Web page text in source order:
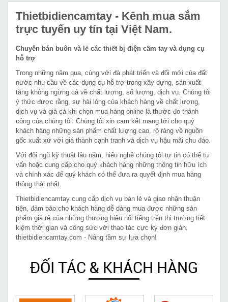
Thietbidiencamtay - Kênh mua sắm
trực tuyến uy tín tại Việt Nam.
Chuyên bán buôn và lẻ các thiết bị điện cầm tay và dụng cụ
hỗ trợ
Trong những năm qua, cùng với đà phát triển và đổi mới của đất
nước nhu cầu về các dụng cụ hỗ trợ trong xây dựng, sản xuất
tăng không ngừng cả về chất lượng, số lượng, dịch vụ. Chúng tôi
ý thức được rằng, sự hài lòng của khách hàng về chất lượng,
dịch vụ và giá cả khi chọn mua hàng online là thước đo thành
công của chúng tôi. Chúng tôi xin cam kết mang tới cho quý
khách hàng những sản phẩm chất lượng cao, rõ ràng về nguồn
gốc xuất xứ với giá thành cạnh tranh và dịch vụ hậu mãi chu đáo.
Với đội ngũ kỹ thuật lâu năm, hiểu nghề chúng tôi tự tin có thể tư
vấn hoặc cung cấp cho quý khách hàng những thông tin hữu ích
và chính xác để quý khách có thể đưa ra quyết định mua hàng
thông thái nhất.
Thietbidiencamtay cung cấp dịch vụ bán lẻ và giao nhận thuận
tiện, đảm bảo cho khách hàng dễ dàng mua được những sản
phẩm giá rẻ của những thương hiệu nổi tiếng trên thị trường tiết
kiệm thời gian và công sức với thao tác cực kỳ đơn giản.
thietbidiencamtay.com - Nâng tầm sự lựa chọn!
ĐỐI TÁC & KHÁCH HÀNG